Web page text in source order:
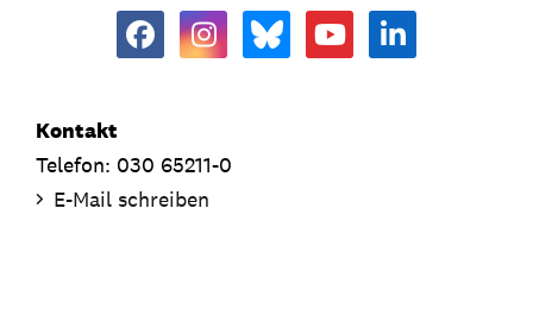
Kontakt
Telefon: 030 65211-0
E-Mail schreiben